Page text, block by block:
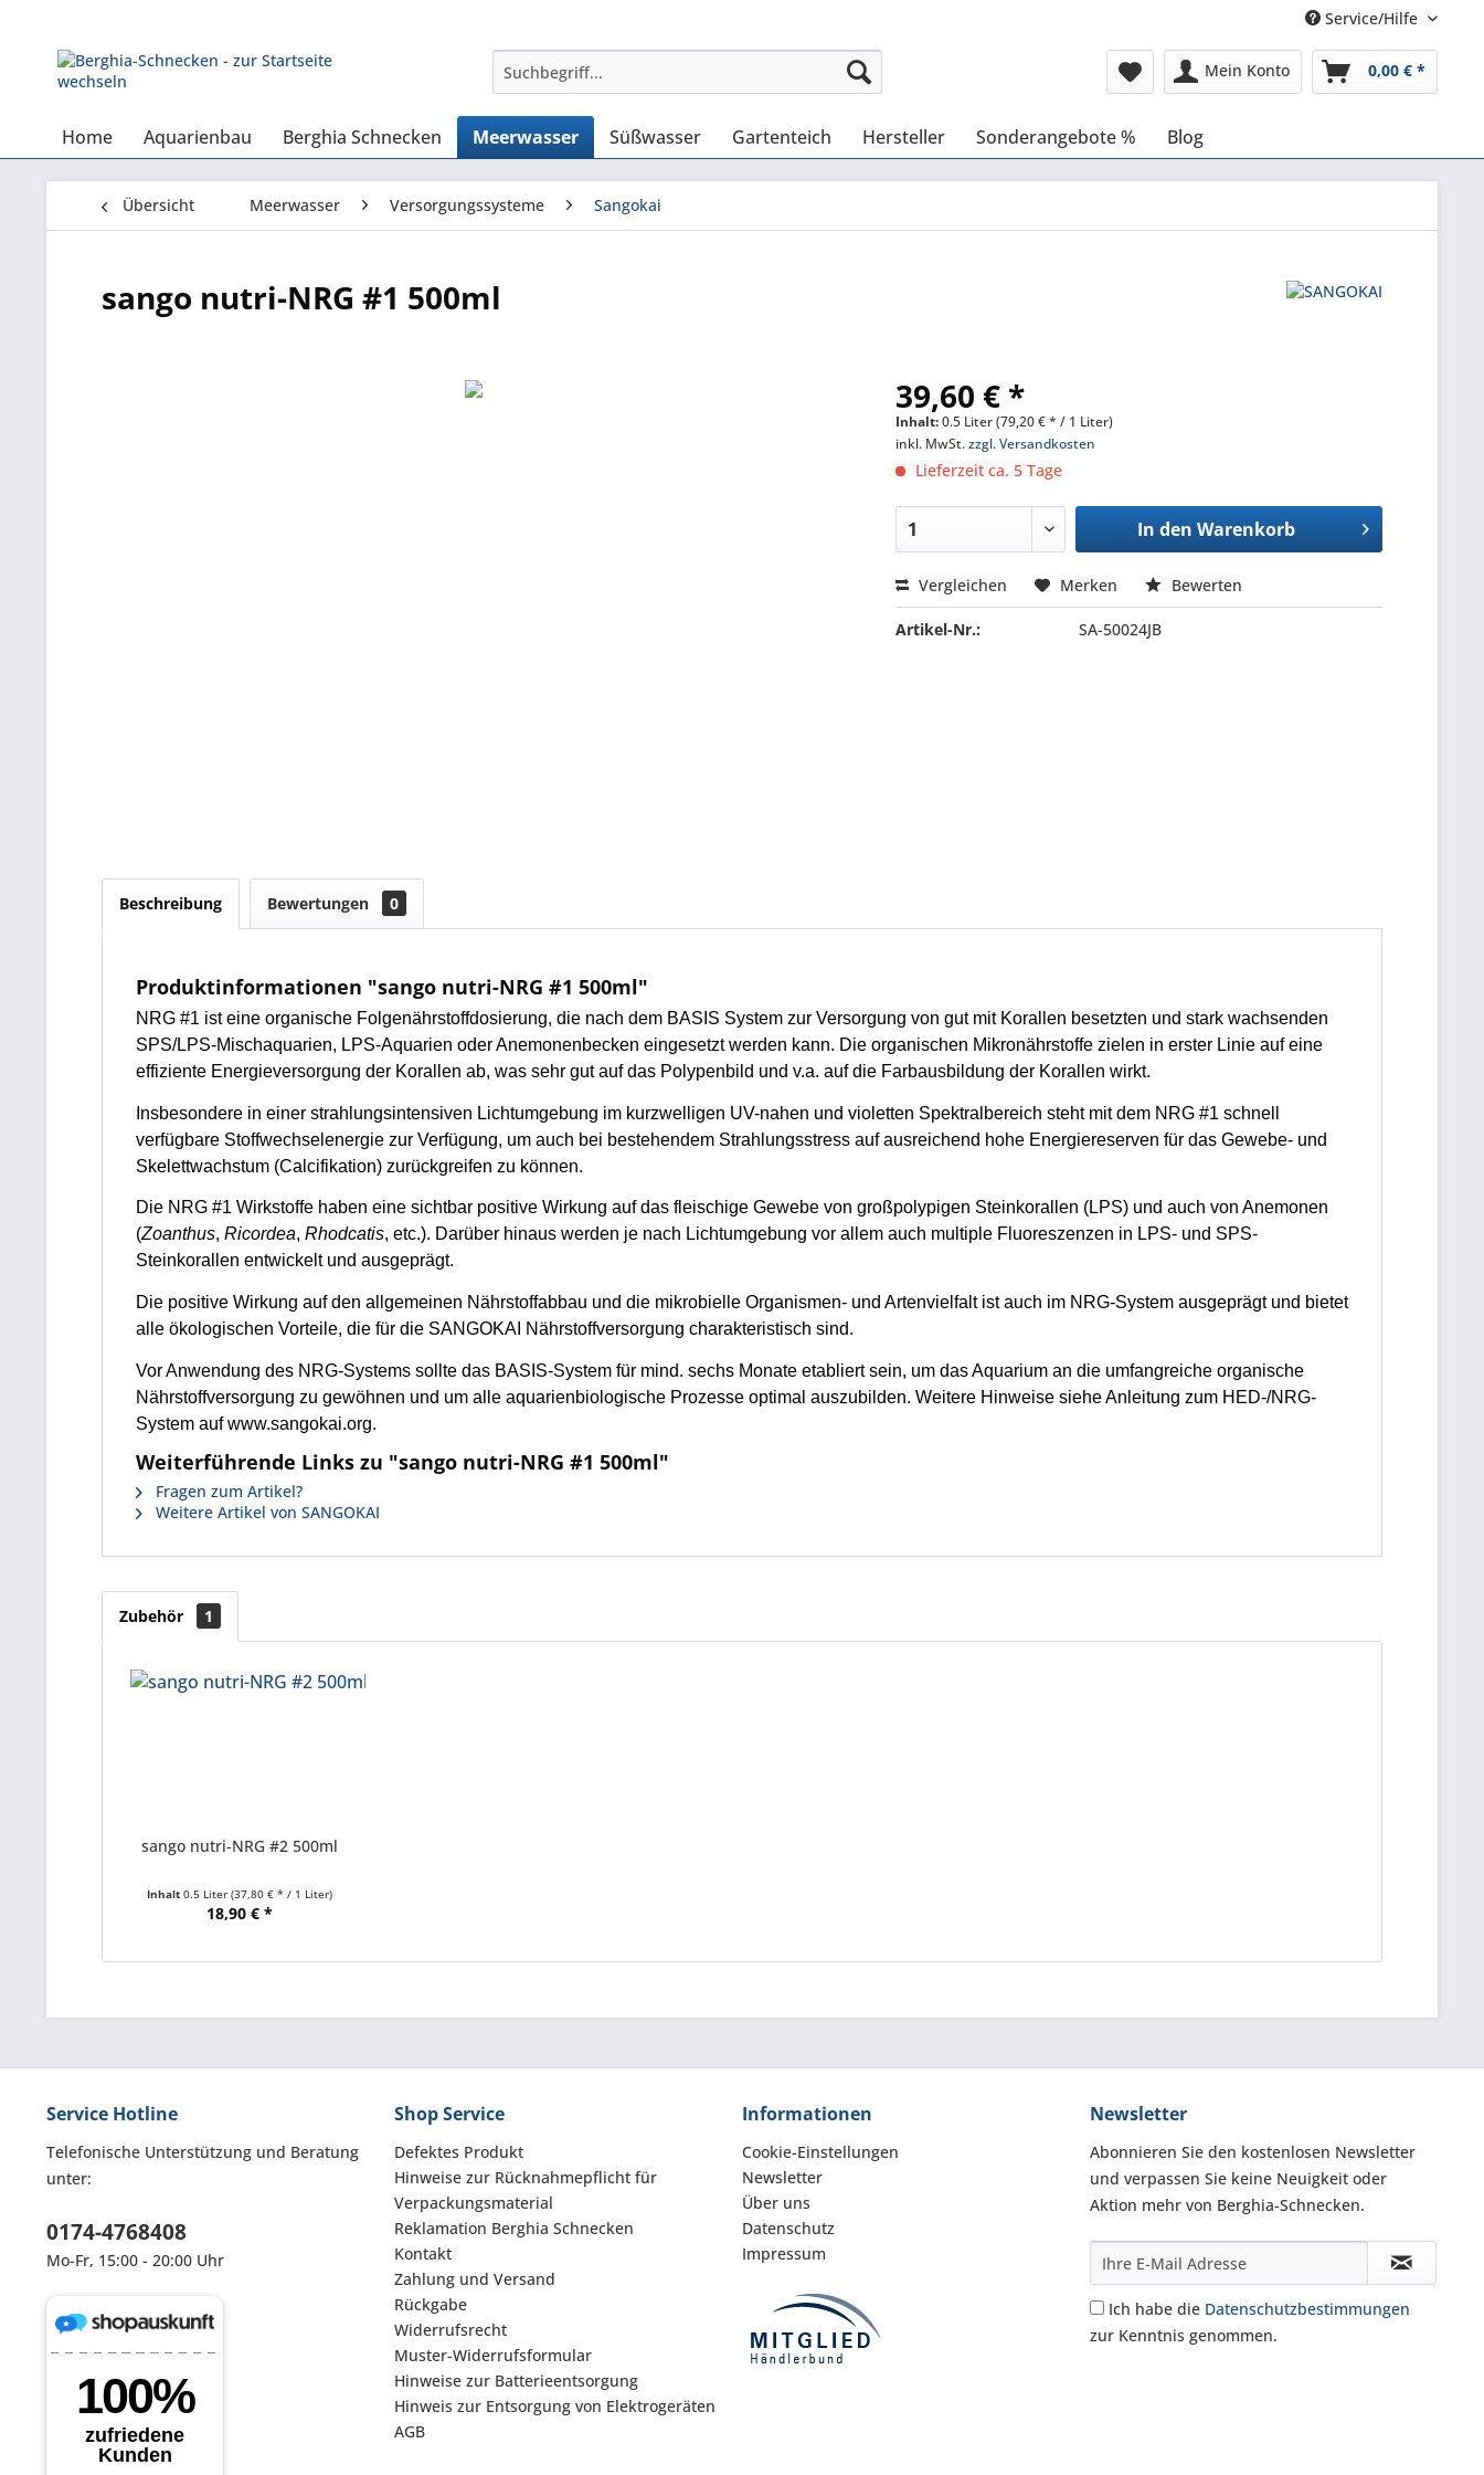
Service/Hilfe
Mein Konto 0,00 € *
Home Aquarienbau Berghia Schnecken Meerwasser Süßwasser Gartenteich Hersteller Sonderangebote % Blog
Übersicht Meerwasser Versorgungssysteme Sangokai
sango nutri-NRG #1 500ml
39,60 € *
Inhalt:0.5 Liter (79,20 € * / 1 Liter)
inkl. MwSt.zzgl. Versandkosten
Lieferzeit ca. 5 Tage
In den Warenkorb
Vergleichen Merken Bewerten
Artikel-Nr.: SA-50024JB
Beschreibung Bewertungen 0
Produktinformationen "sango nutri-NRG #1 500ml"
NRG #1 ist eine organische Folgenährstoffdosierung, die nach dem BASIS System zur Versorgung von gut mit Korallen besetzten und stark wachsenden
SPS/LPS-Mischaquarien, LPS-Aquarien oder Anemonenbecken eingesetzt werden kann. Die organischen Mikronährstoffe zielen in erster Linie auf eine
effiziente Energieversorgung der Korallen ab, was sehr gut auf das Polypenbild und v.a. auf die Farbausbildung der Korallen wirkt.
Insbesondere in einer strahlungsintensiven Lichtumgebung im kurzwelligen UV-nahen und violetten Spektralbereich steht mit dem NRG #1 schnell
verfügbare Stoffwechselenergie zur Verfügung, um auch bei bestehendem Strahlungsstress auf ausreichend hohe Energiereserven für das Gewebe- und
Skelettwachstum (Calcifikation) zurückgreifen zu können.
Die NRG #1 Wirkstoffe haben eine sichtbar positive Wirkung auf das fleischige Gewebe von großpolypigen Steinkorallen (LPS) und auch von Anemonen
(Zoanthus, Ricordea, Rhodcatis, etc.). Darüber hinaus werden je nach Lichtumgebung vor allem auch multiple Fluoreszenzen in LPS- und SPS-
Steinkorallen entwickelt und ausgeprägt.
Die positive Wirkung auf den allgemeinen Nährstoffabbau und die mikrobielle Organismen- und Artenvielfalt ist auch im NRG-System ausgeprägt und bietet
alle ökologischen Vorteile, die für die SANGOKAI Nährstoffversorgung charakteristisch sind.
Vor Anwendung des NRG-Systems sollte das BASIS-System für mind. sechs Monate etabliert sein, um das Aquarium an die umfangreiche organische
Nährstoffversorgung zu gewöhnen und um alle aquarienbiologische Prozesse optimal auszubilden. Weitere Hinweise siehe Anleitung zum HED-/NRG-
System auf www.sangokai.org.
Weiterführende Links zu "sango nutri-NRG #1 500ml"
Fragen zum Artikel?
Weitere Artikel von SANGOKAI
Zubehör 1
sango nutri-NRG #2 500ml
Inhalt 0.5 Liter (37,80 € * / 1 Liter)
18,90 € *
Service Hotline
Telefonische Unterstützung und Beratung
unter:
0174-4768408
Mo-Fr, 15:00 - 20:00 Uhr
Shop Service
Defektes Produkt
Hinweise zur Rücknahmepflicht für
Verpackungsmaterial
Reklamation Berghia Schnecken
Kontakt
Zahlung und Versand
Rückgabe
Widerrufsrecht
Muster-Widerrufsformular
Hinweise zur Batterieentsorgung
Hinweis zur Entsorgung von Elektrogeräten
AGB
Informationen
Cookie-Einstellungen
Newsletter
Über uns
Datenschutz
Impressum
Newsletter
Abonnieren Sie den kostenlosen Newsletter
und verpassen Sie keine Neuigkeit oder
Aktion mehr von Berghia-Schnecken.
Ich habe die Datenschutzbestimmungen
zur Kenntnis genommen.